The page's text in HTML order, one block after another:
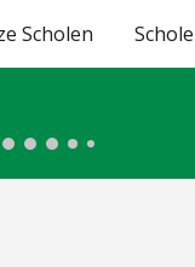
Scholen